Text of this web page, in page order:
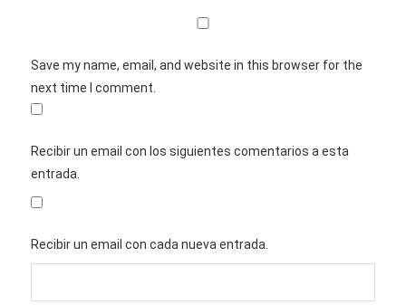
Save my name, email, and website in this browser for the
next time I comment.
Recibir un email con los siguientes comentarios a esta
entrada.
Recibir un email con cada nueva entrada.